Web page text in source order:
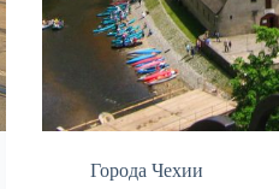
Города Чехии